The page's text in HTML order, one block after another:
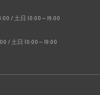
/ 土日 10:00～19:00
/ 土日 10:00～19:00